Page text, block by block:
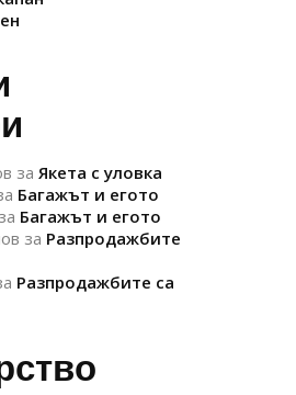
за Якета с уловка
Багажът и егото
за Багажът и егото
за Разпродажбите
Разпродажбите са